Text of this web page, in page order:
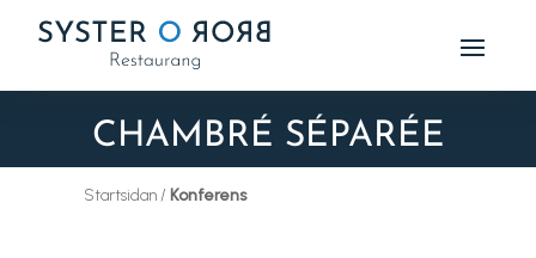
CHAMBRÉ SÉPARÉE
Startsidan / Konferens